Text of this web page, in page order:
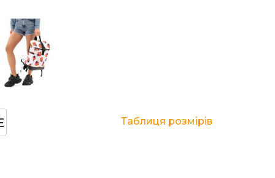
Таблиця розмірів